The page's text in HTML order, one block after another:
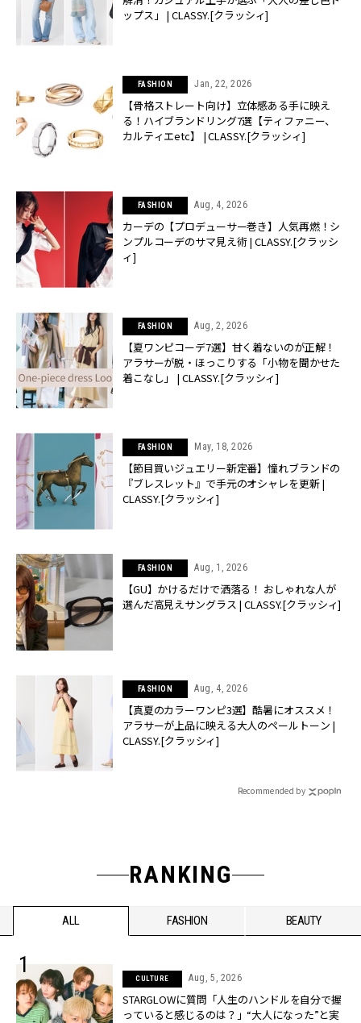
ップス」 | CLASSY.[クラッシィ]
FASHION Jan, 22, 2026
【骨格ストレート向け】立体感ある手に映え
る！ハイブランドリング7選【ティファニー、
カルティエetc】 | CLASSY.[クラッシィ]
FASHION Aug, 4, 2026
カーデの【プロデューサー巻き】人気再燃！シ
ンプルコーデのサマ見え術 | CLASSY.[クラッシ
ィ]
FASHION Aug, 2, 2026
【夏ワンピコーデ7選】甘く着ないのが正解！
アラサーが脱・ほっこりする「小物を聞かせた
着こなし」 | CLASSY.[クラッシィ]
FASHION May, 18, 2026
【節目買いジュエリー新定番】憧れブランドの
『ブレスレット』で手元のオシャレを更新 |
CLASSY.[クラッシィ]
FASHION Aug, 1, 2026
【GU】かけるだけで洒落る！ おしゃれな人が
選んだ高見えサングラス | CLASSY.[クラッシィ]
FASHION Aug, 4, 2026
【真夏のカラーワンピ3選】酷暑にオススメ！
アラサーが上品に映える大人のペールトーン |
CLASSY.[クラッシィ]
Recommended by
RANKING
ALL FASHION BEAUTY
CULTURE Aug, 5, 2026
STARGLOWに質問「人生のハンドルを自分で握
っていると感じるのは？」“大️人になった”と実